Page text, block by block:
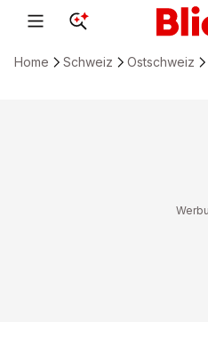
Home Schweiz Ostschweiz